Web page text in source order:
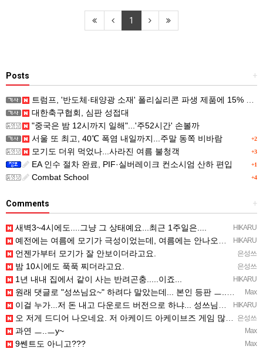
1
+
Posts
트럼프, '반도체·태양광 소재' 폴리실리콘 파생 제품에 15% 관세...한국 기업도 영향
대한축구협회, 심판 성접대
"중국은 밤 12시까지 일해"...'주52시간' 손볼까
+2
서울 또 최고, 40℃ 폭염 내일까지...주말 동쪽 비바람
+3
모기도 더위 먹었나...사라진 여름 불청객
+1
EA 인수 절차 완료, PIF·실버레이크 컨소시엄 산하 편입
+4
Combat School
+
Comments
HIKARU
새벽3~4시에도....그냥 그 상태예요...최근 1주일은....
HIKARU
예전에는 여름에 모기가 극성이었는데, 여름에는 안나오는 것 같은.....ㅎ ㅎ)
은성쓰
언젠가부터 모기가 잘 안보이더라고요.
은성쓰
밤 10시에도 푹푹 찌더라고요.
HIKARU
1년 내내 집에서 같이 사는 반려곤충.....이죠...
Max
원래 댓글로 "성쓰님요~" 하려다 말았는데... 본인 등판 ㅡ..ㅡy~
HIKARU
이걸 누가...저 돈 내고 다운로드 버전으로 하냐... 성쓰님이 계셨다!!!...
은성쓰
오 저게 드디어 나오네요. 저 아케이드 아케이브즈 게임 많이 샀는데요 ㅎㅎㅎ
Max
과연 ㅡ..ㅡy~
Max
9쎈트도 아니고???